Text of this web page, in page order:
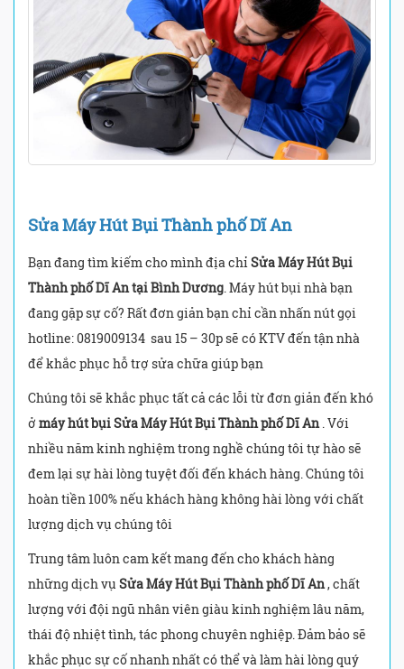
Sửa Máy Hút Bụi Thành phố Dĩ An
Bạn đang tìm kiếm cho mình địa chỉ Sửa Máy Hút Bụi
Thành phố Dĩ An tại Bình Dương . Máy hút bụi nhà bạn
đang gặp sự cố? Rất đơn giản bạn chỉ cần nhấn nút gọi
hotline: 0819009134 sau 15 – 30p sẽ có KTV đến tận nhà
để khắc phục hỗ trợ sửa chữa giúp bạn
Chúng tôi sẽ khắc phục tất cả các lỗi từ đơn giản đến khó
ở máy hút bụi Sửa Máy Hút Bụi Thành phố Dĩ An . Với
nhiều năm kinh nghiệm trong nghề chúng tôi tự hào sẽ
đem lại sự hài lòng tuyệt đối đến khách hàng. Chúng tôi
hoàn tiền 100% nếu khách hàng không hài lòng với chất
lượng dịch vụ chúng tôi
Trung tâm luôn cam kết mang đến cho khách hàng
những dịch vụ Sửa Máy Hút Bụi Thành phố Dĩ An, chất
lượng với đội ngũ nhân viên giàu kinh nghiệm lâu năm,
thái độ nhiệt tình, tác phong chuyên nghiệp. Đảm bảo sẽ
khắc phục sự cố nhanh nhất có thể và làm hài lòng quý